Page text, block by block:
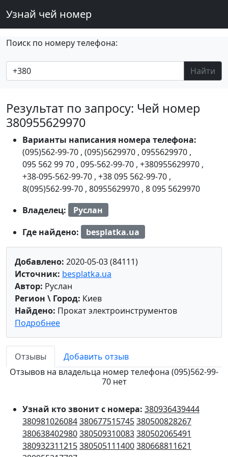
Узнай чей номер
Поиск по номеру телефона:
Найти
Результат по запросу: Чей номер
380955629970
Варианты написания номера телефона:
(095)562-99-70 , (095)5629970 , 0955629970 ,
095 562 99 70 , 095-562-99-70 , +380955629970 ,
+38-095-562-99-70 , +38 095 562-99-70 ,
8(095)562-99-70 , 80955629970 , 8 095 5629970
Владелец:
Руслан
Где найдено:
besplatka.ua
Добавлено: 2020-05-03 (84111)
Источник: besplatka.ua
Автор: Руслан
Регион \ Город: Киев
Найдено: Прокат электроинструментов
Подробнее
Отзывы
Добавить отзыв
Отзывов на владельца номер телефона (095)562-99-
70 нет
Узнай кто звонит с номера: 380936439444
380981026084380677515745380500828267
380638402980380509310083380502065491
380932311215380505111400380668811621